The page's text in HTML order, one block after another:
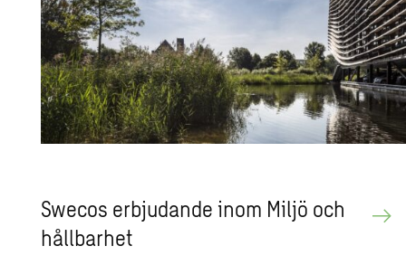
Swe­cos er­bju­dan­de inom Miljö och
håll­bar­het